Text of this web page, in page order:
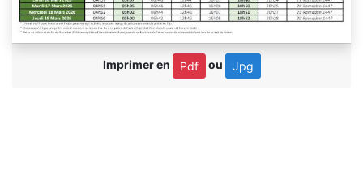
Imprimer en Pdf ou Jpg